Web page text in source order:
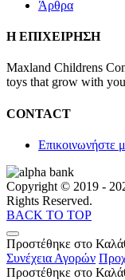
Άρθρα
Η ΕΠΙΧΕΙΡΗΣΗ
Maxland Childrens
toys that grow with
CONTACT
Επικοινωνήστε
Copyright © 2019 -
Rights Reserved.
BACK TO TOP
Προστέθηκε στο
Συνέχεια Αγορών
Προστέθηκε στο